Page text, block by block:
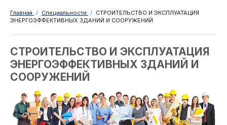
Главная / Специальности / СТРОИТЕЛЬСТВО И ЭКСПЛУАТАЦИЯ
ЭНЕРГОЭФФЕКТИВНЫХ ЗДАНИЙ И СООРУЖЕНИЙ
СТРОИТЕЛЬСТВО И ЭКСПЛУАТАЦИЯ
ЭНЕРГОЭФФЕКТИВНЫХ ЗДАНИЙ И
СООРУЖЕНИЙ